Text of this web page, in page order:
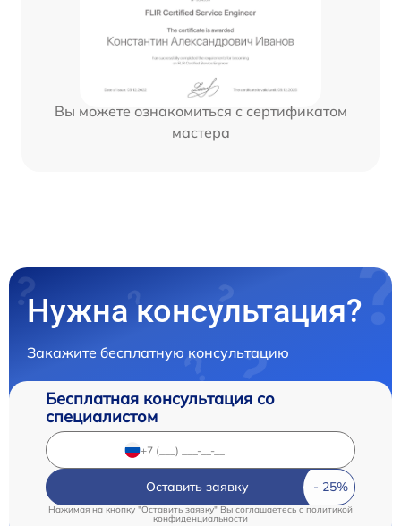
Вы можете ознакомиться с сертификатом
мастера
Нужна консультация?
Закажите бесплатную консультацию
Бесплатная консультация со
специалистом
Оставить заявку
Нажимая на кнопку "Оставить заявку" Вы соглашаетесь c политикой
конфиденциальности